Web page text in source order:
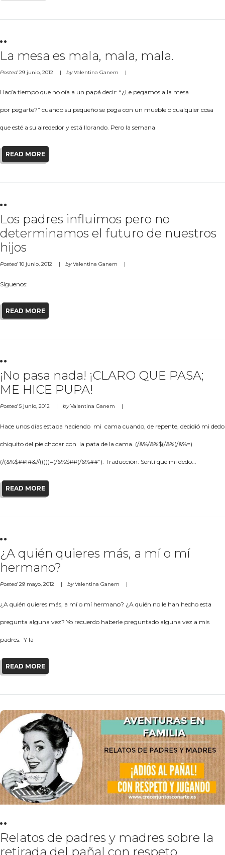
La mesa es mala, mala, mala.
Posted 29 junio, 2012 byValentina Ganem
Hacía tiempo que no oía a un papá decir: “¿Le pegamos a la mesa
por pegarte?” cuando su pequeño se pega con un mueble o cualquier cosa
que esté a su alrededor y está llorando. Pero la semana
READ MORE
Los padres influimos pero no
determinamos el futuro de nuestros
hijos
Posted 10 junio, 2012 byValentina Ganem
Síguenos:
READ MORE
¡No pasa nada! ¡CLARO QUE PASA;
ME HICE PUPA!
Posted 5 junio, 2012 byValentina Ganem
Hace unos días estaba haciendo mi cama cuando, de repente, decidió mi dedo
chiquito del pie chocar con la pata de la cama. (/&%/&%$(/&%(/&%=)
(/(&%$##!#&//(()))=(/&%$##(/&%##”). Traducción: Sentí que mi dedo...
READ MORE
¿A quién quieres más, a mí o mí
hermano?
Posted 29 mayo, 2012 byValentina Ganem
¿A quién quieres más, a mí o mí hermano? ¿A quién no le han hecho esta
pregunta alguna vez? Yo recuerdo haberle preguntado alguna vez a mis
padres. Y la
READ MORE
Relatos de padres y madres sobre la
retirada del pañal con respeto